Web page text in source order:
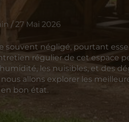
/ 27 Mai 2026
souvent négligé, pourtant
régulier de cet espace
les nuisibles, et des
allons explorer les
bon état.